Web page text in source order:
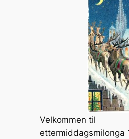
e
n
g
er
b
o
o
k
Velkommen til
ettermiddagsmilonga